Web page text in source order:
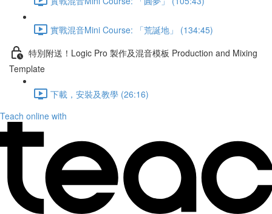
實戰混音Mini Course: 「荒誕地」 (134:45)
特別附送！Logic Pro 製作及混音模板 Production and Mixing
Template
下載，安裝及教學 (26:16)
Teach online with